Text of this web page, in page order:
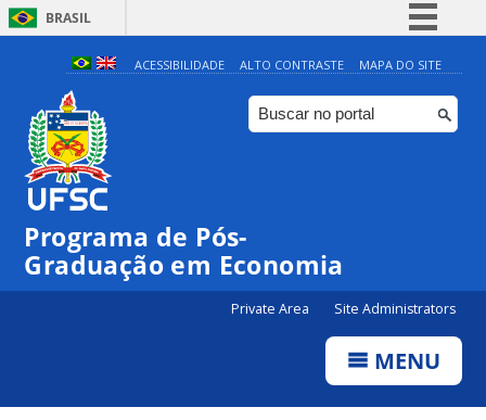
BRASIL
Simplifique!
Comunica BR
Participe
ACESSIBILIDADE ALTO CONTRASTE MAPA DO SITE
Programa de Pós-
Graduação em Economia
Private Area Site Administrators
MENU